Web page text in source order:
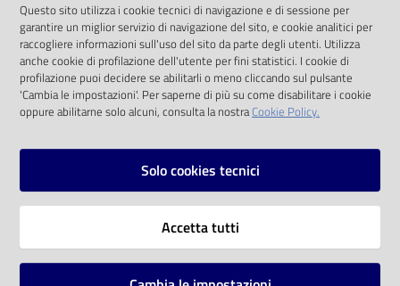
Chiedi al
bibliotecario
Avvisi
solo alle condizioni previste dalla direttiva
comunitaria 2003/98/CE e dal d.lgs. 36/2006
SOCIAL
Instagram
Vai alla pagina
Questo sito utilizza i cookie tecnici di navigazione e di sessione per
garantire un miglior servizio di navigazione del sito, e cookie analitici per
raccogliere informazioni sull'uso del sito da parte degli utenti. Utilizza
anche cookie di profilazione dell'utente per fini statistici. I cookie di
profilazione puoi decidere se abilitarli o meno cliccando sul pulsante
'Cambia le impostazioni'. Per saperne di più su come disabilitare i cookie
oppure abilitarne solo alcuni, consulta la nostraCookie Policy.
Solo cookies tecnici
Accetta tutti